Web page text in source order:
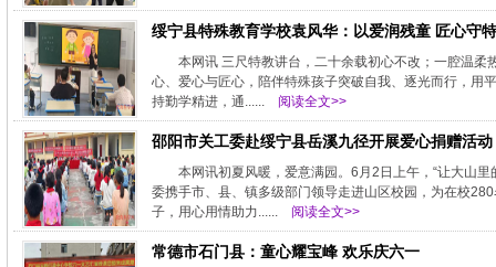
绥宁县特殊教育学校袁风华：以爱润残童 匠心守
本网讯 三尺特教讲台，二十余载初心不改；一腔温
心、爱心与匠心，陪伴特殊孩子突破自我、逐光而行，用
持勤学精进，通......
阅读全文>>
邵阳市关工委赴绥宁县岳溪九径开展爱心捐赠活动
本网讯初夏风暖，爱意满园。6月2日上午，“让大山
委携手市、县、镇多级部门领导走进山区校园，为在校
子，用心用情助力......
阅读全文>>
常德市石门县：童心耀宝峰 欢乐庆六一